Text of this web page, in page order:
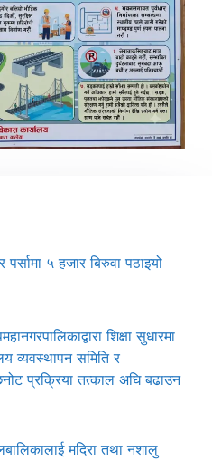
पर्सामा ५ हजार बिरुवा पठाइयो
शिक्षा सुधारमा
व्यवस्थापन समिति र
प्रक्रिया तत्काल अघि बढाउन
मदिरा तथा नशालु